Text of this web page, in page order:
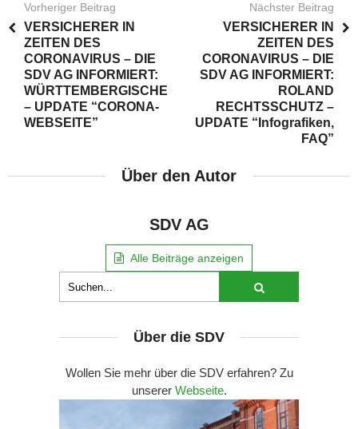
Vorheriger Beitrag
VERSICHERER IN
ZEITEN DES
CORONAVIRUS – DIE
SDV AG INFORMIERT:
WÜRTTEMBERGISCHE
– UPDATE “CORONA-
WEBSEITE”
Nächster Beitrag
VERSICHERER IN
ZEITEN DES
CORONAVIRUS – DIE
SDV AG INFORMIERT:
ROLAND
RECHTSSCHUTZ –
UPDATE “Infografiken,
FAQ”
Über den Autor
SDV AG
Alle Beiträge anzeigen
Über die SDV
Wollen Sie mehr über die SDV erfahren? Zu
unserer Webseite.